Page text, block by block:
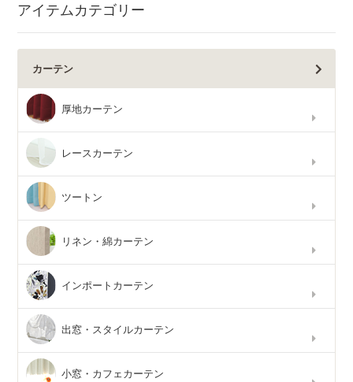
アイテムカテゴリー
カーテン
厚地カーテン
レースカーテン
ツートン
リネン・綿カーテン
インポートカーテン
出窓・スタイルカーテン
小窓・カフェカーテン